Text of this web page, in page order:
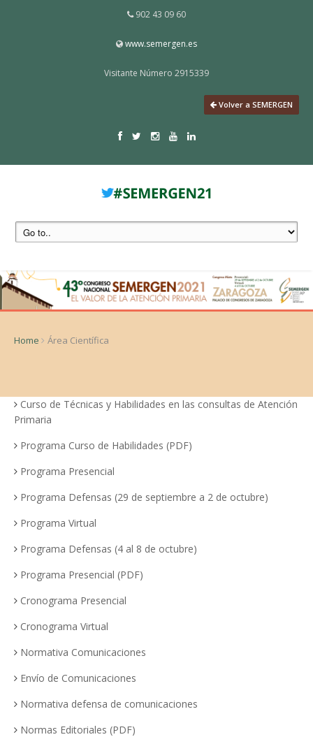
902 43 09 60
www.semergen.es
Visitante Número 2915339
Volver a SEMERGEN
Home Área Científica
Curso de Técnicas y Habilidades en las consultas de Atención
Primaria
Programa Curso de Habilidades (PDF)
Programa Presencial
Programa Defensas (29 de septiembre a 2 de octubre)
Programa Virtual
Programa Defensas (4 al 8 de octubre)
Programa Presencial (PDF)
Cronograma Presencial
Cronograma Virtual
Normativa Comunicaciones
Envío de Comunicaciones
Normativa defensa de comunicaciones
Normas Editoriales (PDF)